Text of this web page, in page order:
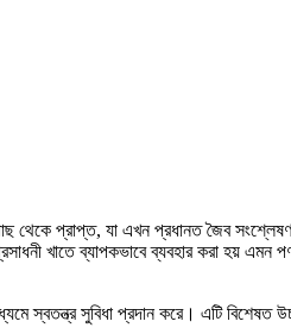
থেকে প্রাপ্ত, যা এখন প্রধানত জৈব
খাতে ব্যাপকভাবে ব্যবহার করা হয়
স্বতন্ত্র সুবিধা প্রদান করে। এটি বিশেষত